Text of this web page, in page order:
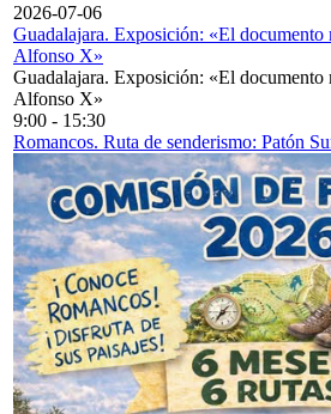
2026-07-06
Guadalajara. Exposición: «El
Alfonso X»
Guadalajara. Exposición: «El
Alfonso X»
9:00 - 15:30
Romancos. Ruta de senderismo: Patón